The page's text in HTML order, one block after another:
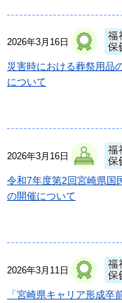
2026年3月16日
災害時における葬祭用品
について
2026年3月16日
令和7年度第2回宮崎県国
の開催について
2026年3月11日
「宮崎県キャリア形成卒